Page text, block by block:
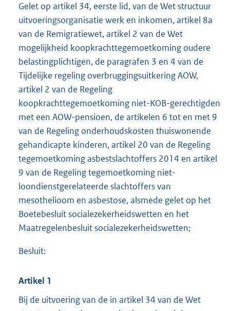
2
1
K
Gelet op artikel 34, eerste lid, van de Wet structuur
uitvoeringsorganisatie werk en inkomen, artikel 8a
van de Remigratiewet, artikel 2 van de Wet
mogelijkheid koopkrachttegemoetkoming oudere
belastingplichtigen, de paragrafen 3 en 4 van de
Tijdelijke regeling overbruggingsuitkering AOW,
artikel 2 van de Regeling
koopkrachttegemoetkoming niet-KOB-gerechtigden
met een AOW-pensioen, de artikelen 6 tot en met 9
van de Regeling onderhoudskosten thuiswonende
gehandicapte kinderen, artikel 20 van de Regeling
tegemoetkoming asbestslachtoffers 2014 en artikel
9 van de Regeling tegemoetkoming niet-
loondienstgerelateerde slachtoffers van
mesothelioom en asbestose, alsmede gelet op het
Boetebesluit socialezekerheidswetten en het
Maatregelenbesluit socialezekerheidswetten;
Besluit:
Artikel 1
Bij de uitvoering van de in artikel 34 van de Wet